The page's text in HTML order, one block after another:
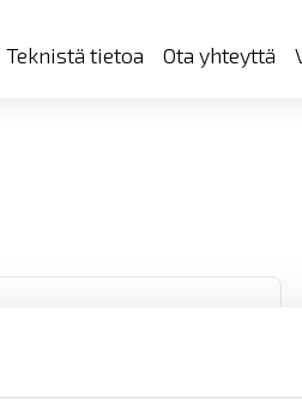
Teknistä tietoa Ota yhteyttä